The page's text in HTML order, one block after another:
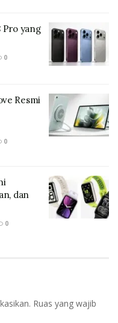
otomotif semata,
industri
Presiden Prabowo
menapaki
dalam industri
Pro yang
0
Resmi
0
dan
0
Ruas yang wajib